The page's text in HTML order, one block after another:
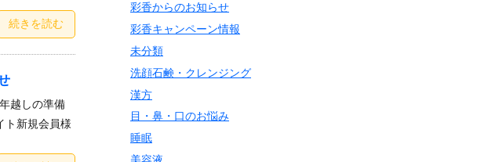
続きを読む
越しの準備
ト新規会員様
彩香からのお知らせ
彩香キャンペーン情報
未分類
洗顔石鹸・クレンジング
漢方
目・鼻・口のお悩み
睡眠